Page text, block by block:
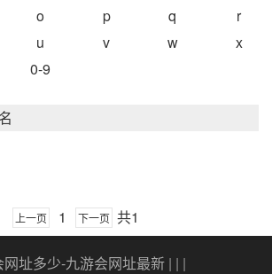
o p q
r
u v w
x
0-9
上一页 1 下一页 共1
网址多少-九游会网址最新| | |